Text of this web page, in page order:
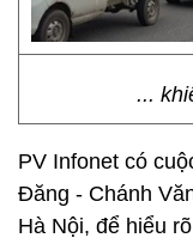
...
PV Infonet có
Đăng - Chánh
Hà Nội, để hiểu